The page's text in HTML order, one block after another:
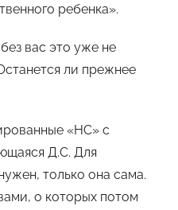
ребенка».
вас это уже не
ли прежнее
«НС» с
Д.С. Для
только она сама.
о которых потом